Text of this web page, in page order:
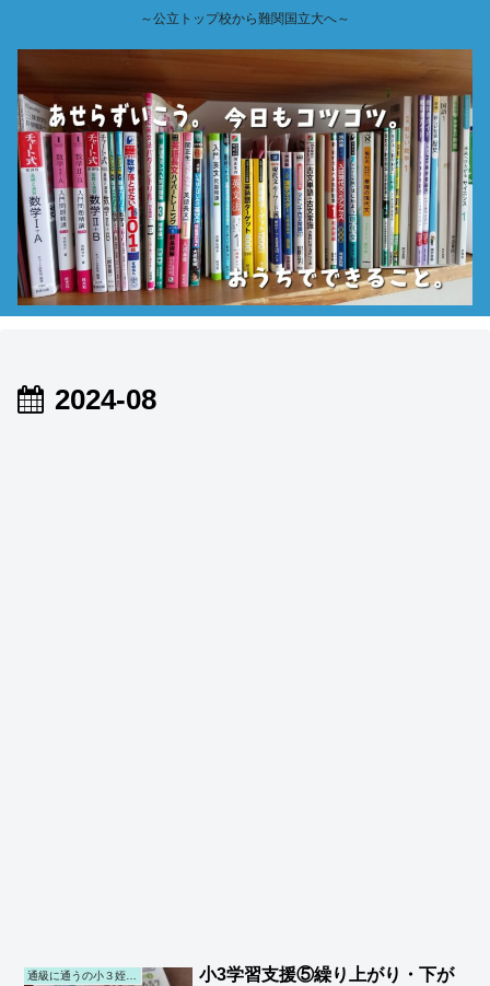
～公立トップ校から難関国立大へ～
2024-08
通級に通うの小３姪の学習サポート
小3学習支援⑤繰り上がり・下が